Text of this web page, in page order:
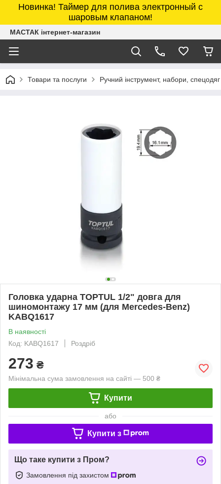
Новинка! Таймер для полива электронный с
шаровым клапаном!
МАСТАК інтернет-магазин
Товари та послуги Ручний інструмент, набори, спецодяг
Головка ударна TOPTUL 1/2" довга для
шиномонтажу 17 мм (для Mercedes-Benz)
KABQ1617
В наявності
Код: KABQ1617
Роздріб
273 ₴
Мінімальна сума замовлення на сайті — 500 ₴
Купити
або
Купити з
Що таке купити з Пром?
Замовлення під захистом